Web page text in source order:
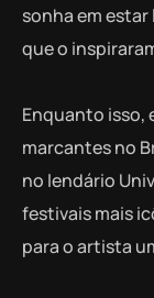
sonha em
que o
Enquanto isso,
marcantes no
no lendário
festivais mais
para o artista